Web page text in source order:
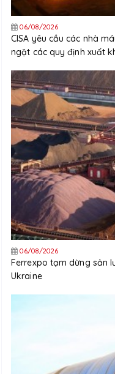
06/08/2026
CISA yêu cầu các nhà
ngặt các quy định xuất
06/08/2026
Ferrexpo tạm dừng sản
Ukraine